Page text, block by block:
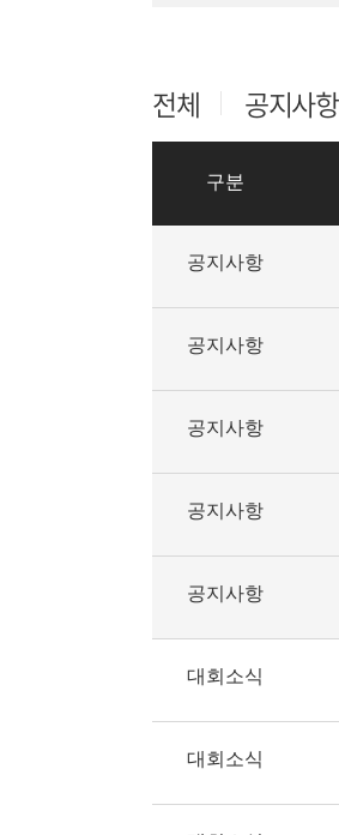
전체 공지사항
구분
공지사항
공지사항
공지사항
공지사항
공지사항
대회소식
대회소식